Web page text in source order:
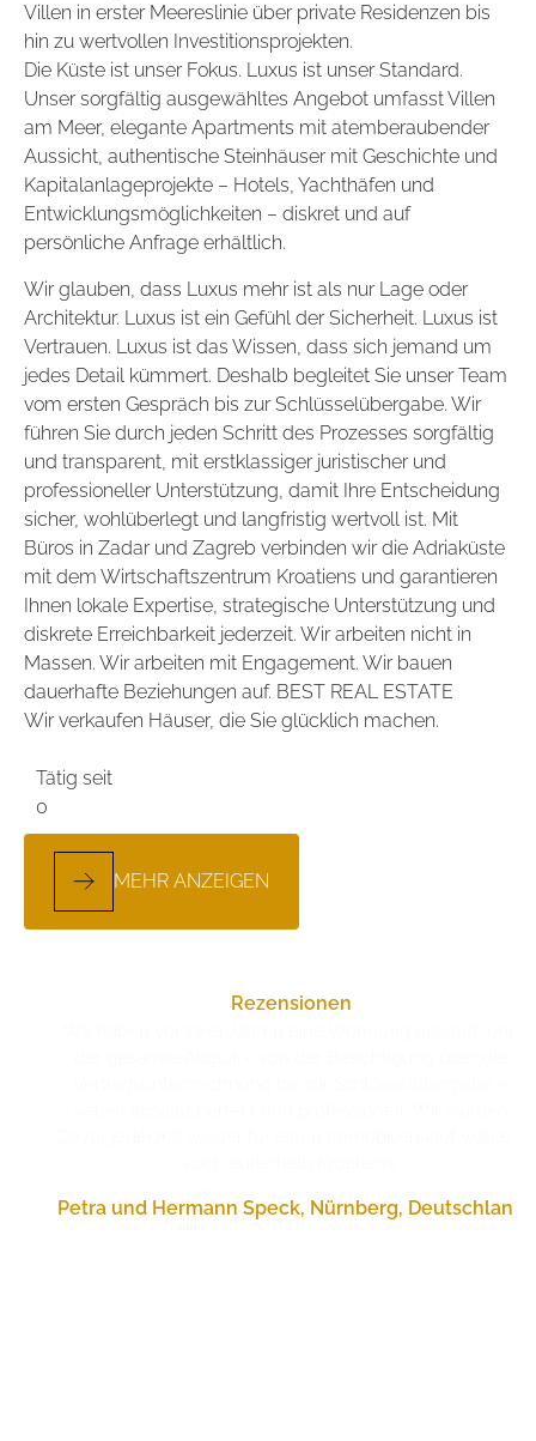
Villen in erster Meereslinie über private Residenzen bis
hin zu wertvollen Investitionsprojekten.
Die Küste ist unser Fokus. Luxus ist unser Standard.
Unser sorgfältig ausgewähltes Angebot umfasst Villen
am Meer, elegante Apartments mit atemberaubender
Aussicht, authentische Steinhäuser mit Geschichte und
Kapitalanlageprojekte – Hotels, Yachthäfen und
Entwicklungsmöglichkeiten – diskret und auf
persönliche Anfrage erhältlich.
Wir glauben, dass Luxus mehr ist als nur Lage oder
Architektur. Luxus ist ein Gefühl der Sicherheit. Luxus ist
Vertrauen. Luxus ist das Wissen, dass sich jemand um
jedes Detail kümmert. Deshalb begleitet Sie unser Team
vom ersten Gespräch bis zur Schlüsselübergabe. Wir
führen Sie durch jeden Schritt des Prozesses sorgfältig
und transparent, mit erstklassiger juristischer und
professioneller Unterstützung, damit Ihre Entscheidung
sicher, wohlüberlegt und langfristig wertvoll ist. Mit
Büros in Zadar und Zagreb verbinden wir die Adriaküste
mit dem Wirtschaftszentrum Kroatiens und garantieren
Ihnen lokale Expertise, strategische Unterstützung und
diskrete Erreichbarkeit jederzeit. Wir arbeiten nicht in
Massen. Wir arbeiten mit Engagement. Wir bauen
dauerhafte Beziehungen auf. BEST REAL ESTATE
Wir verkaufen Häuser, die Sie glücklich machen.
Tätig seit
0
MEHR ANZEIGEN
Rezensionen
Petra und Hermann Speck, Nürnberg, Deutschland